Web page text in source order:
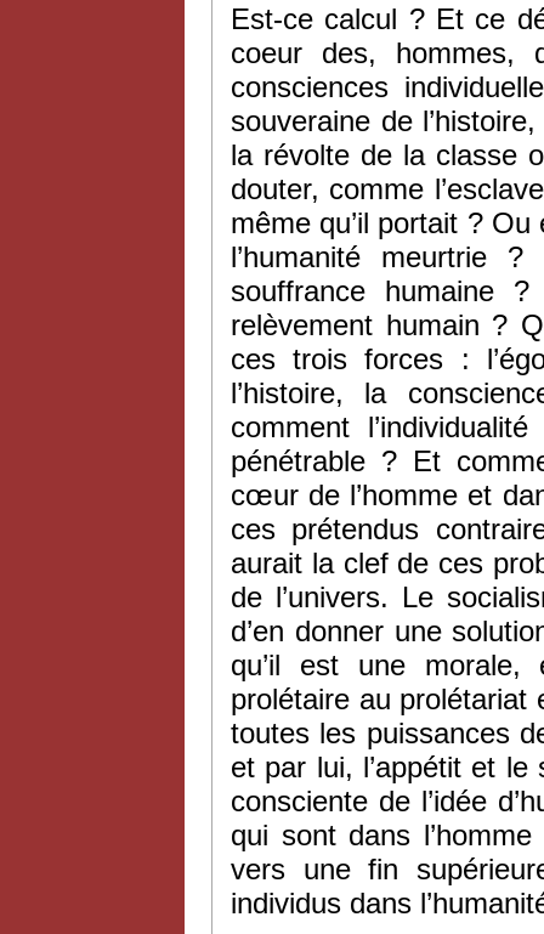
Est-ce calcul ? Et ce
coeur des, hommes,
consciences
souveraine de
la révolte de la classe
douter, comme
même qu’il portait ?
l’humanité meurtrie
souffrance humaine
relèvement humain ?
ces trois forces :
l’histoire, la
comment
pénétrable ? Et
cœur de l’homme et
ces prétendus
aurait la clef de ces
de l’univers. Le
d’en donner une
qu’il est une morale,
prolétaire au prolétariat
toutes les puissances
et par lui, l’appétit et le
consciente de l’idée
qui sont dans
vers une fin
individus dans